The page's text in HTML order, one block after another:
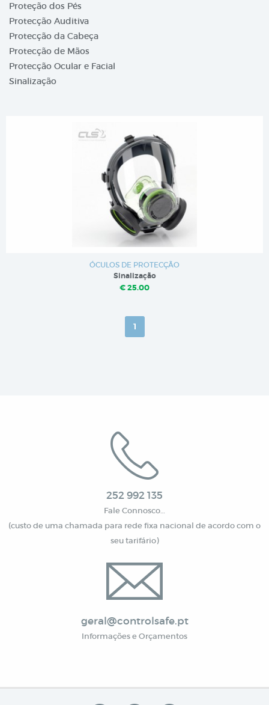
Proteção dos Pés
Protecção Auditiva
Protecção da Cabeça
Protecção de Mãos
Protecção Ocular e Facial
Sinalização
ÓCULOS DE PROTECÇÃO
Sinalização
€ 25.00
1
252 992 135
Fale Connosco…
(custo de uma chamada para rede fixa nacional de acordo com o
seu tarifário)
geral@controlsafe.pt
Informações e Orçamentos